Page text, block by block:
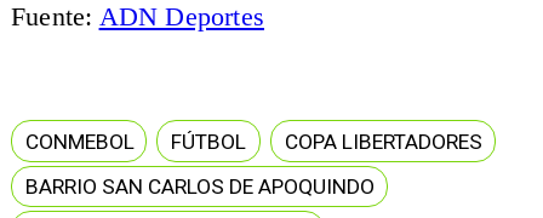
Fuente: ADN Deportes
CONMEBOL FÚTBOL
COPA LIBERTADORES
BARRIO SAN CARLOS DE APOQUINDO